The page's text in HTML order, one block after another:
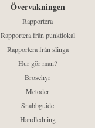
Övervakningen
Rapportera
Rapportera från punktlokal
Rapportera från slinga
Hur gör man?
Broschyr
Metoder
Snabbguide
Handledning